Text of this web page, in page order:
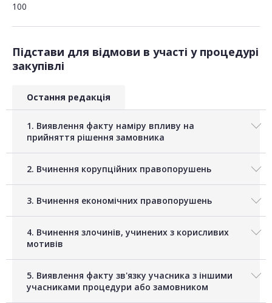
100
Підстави для відмови в участі у процедурі
закупівлі
Остання редакція
1. Виявлення факту наміру впливу на
прийняття рішення замовника
2. Вчинення корупційних правопорушень
3. Вчинення економічних правопорушень
4. Вчинення злочинів, учинених з корисливих
мотивів
5. Виявлення факту зв'язку учасника з іншими
учасниками процедури або замовником